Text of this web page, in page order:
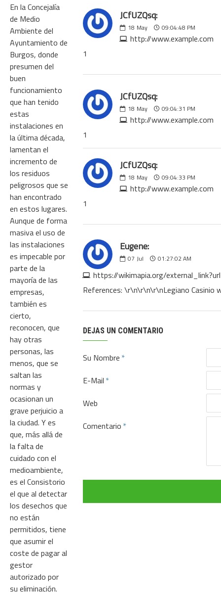
En la Concejalía
de Medio
Ambiente del
Ayuntamiento de
Burgos, donde
presumen del
buen
funcionamiento
que han tenido
estas
instalaciones en
la última década,
lamentan el
incremento de
los residuos
peligrosos que se
han encontrado
en estos lugares.
Aunque de forma
masiva el uso de
las instalaciones
es impecable por
parte de la
mayoría de las
empresas,
también es
cierto,
reconocen, que
hay otras
personas, las
menos, que se
saltan las
normas y
ocasionan un
grave perjuicio a
la ciudad. Y es
que, más allá de
la falta de
cuidado con el
medioambiente,
es el Consistorio
el que al detectar
los desechos que
no están
permitidos, tiene
que asumir el
coste de pagar al
gestor
autorizado por
su eliminación.
JCfUZQsq:
18 May 09:04:48 PM
http://www.example.com
1
JCfUZQsq:
18 May 09:04:31 PM
http://www.example.com
1
JCfUZQsq:
18 May 09:04:33 PM
http://www.example.com
1
Eugene:
07 Jul 01:27:02 AM
https://wikimapia.org/
References: \r\n\r\n\r\nLegiano Casinio
DEJAS UN COMENTARIO
Su Nombre
E-Mail
Web
Comentario